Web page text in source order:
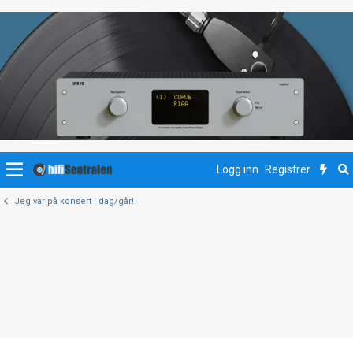
Logg inn Registrer
Jeg var på konsert i dag/går!